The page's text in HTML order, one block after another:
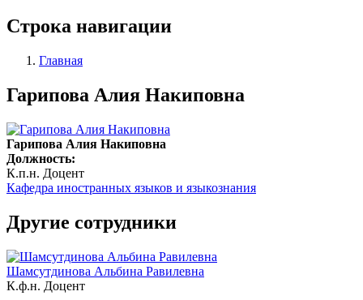
Строка навигации
Главная
Гарипова Алия Накиповна
Гарипова Алия Накиповна
Должность:
К.п.н. Доцент
Кафедра иностранных языков и языкознания
Другие сотрудники
Шамсутдинова Альбина Равилевна
К.ф.н. Доцент